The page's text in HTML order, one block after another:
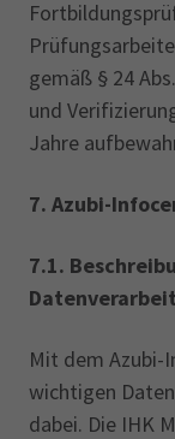
gemäß § 24
und
Jahre
7. Azubi-
7.1.
Mit dem Azubi-
wichtigen
dabei. Die IHK